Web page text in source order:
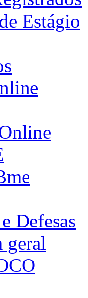
Estágio
Defesas
geral